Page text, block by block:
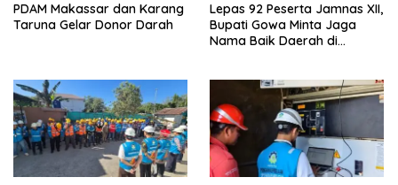
PDAM Makassar dan Karang
Taruna Gelar Donor Darah
Lepas 92 Peserta Jamnas XII,
Bupati Gowa Minta Jaga
Nama Baik Daerah di